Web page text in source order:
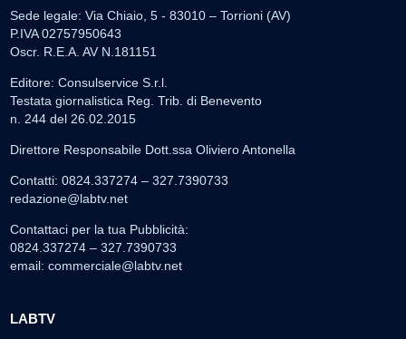
Sede legale: Via Chiaio, 5 - 83010 – Torrioni (AV)
P.IVA 02757950643
Oscr. R.E.A. AV N.181151
Editore: Consulservice S.r.l.
Testata giornalistica Reg. Trib. di Benevento
n. 244 del 26.02.2015
Direttore Responsabile Dott.ssa Oliviero Antonella
Contatti: 0824.337274 – 327.7390733
redazione@labtv.net
Contattaci per la tua Pubblicità:
0824.337274 – 327.7390733
email: commerciale@labtv.net
LABTV